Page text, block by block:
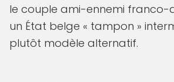
le couple ami-ennemi franco-
un État belge « tampon »
plutôt modèle alternatif.